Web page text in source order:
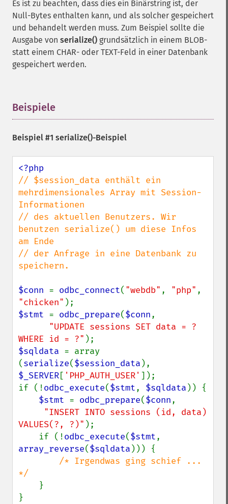
Es ist zu beachten, dass dies ein Binärstring ist, der
Null-Bytes enthalten kann, und als solcher gespeichert
und behandelt werden muss. Zum Beispiel sollte die
Ausgabe von serialize() grundsätzlich in einem BLOB-
statt einem CHAR- oder TEXT-Feld in einer Datenbank
gespeichert werden.
Beispiele
Beispiel #1 serialize()-Beispiel
// $session_data enthält ein
mehrdimensionales Array mit Session-
Informationen
// des aktuellen Benutzers. Wir
benutzen serialize() um diese Infos
am Ende
// der Anfrage in eine Datenbank zu
speichern.
$conn = odbc_connect( "webdb" , "php"
"chicken"
$stmt = odbc_prepare($conn,
"UPDATE sessions SET data = ?
WHERE id = ?"
$sqldata = array
(serialize($session_data
$_SERVER[ 'PHP_AUTH_USER' ]);
if (!odbc_execute($stmt, $sqldata )) {
$stmt = odbc_prepare($conn,
"INSERT INTO sessions (id, data)
VALUES(?, ?)" );
    if (!
odbc_execute($stmt
array_reverse($sqldata ))) {
/* Irgendwas ging schief ...
*/
}